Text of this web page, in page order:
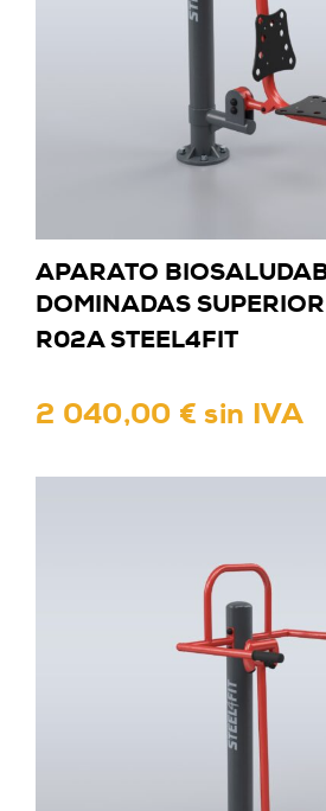
APARATO
DOMINADAS
R02A STEEL4FIT
2 040,00 € sin IVA